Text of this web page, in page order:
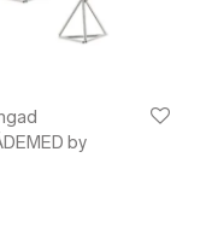
106.00
by